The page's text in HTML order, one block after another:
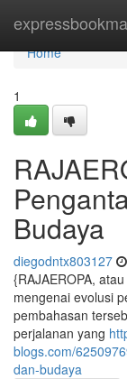
Home
Home
1
Budaya
diegodntx803127
{RAJAEROPA,
mengenai evolusi
pembahasan
perjalanan yang
blogs.com/
dan-budaya